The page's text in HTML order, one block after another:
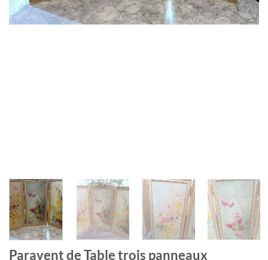
Paravent de Table trois panneaux